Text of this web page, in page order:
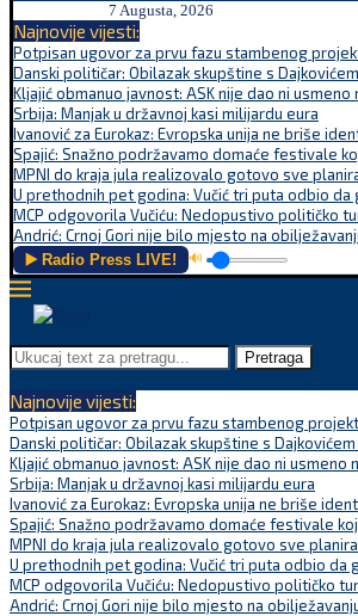
7 Augusta, 2026
Najnovije vijesti:
Potpisan ugovor za prvu fazu stambenog
Danski političar: Obilazak skupštine s
Kljajić obmanuo javnost: ASK nije dao ni usmeno
Srbija: Manjak u državnoj kasi milijardu eura
Ivanović za Eurokaz: Evropska unija ne briše
Spajić: Snažno podržavamo domaće festivale
MPNI do kraja jula realizovalo gotovo sve
U prethodnih pet godina: Vučić tri puta odbio da
MCP odgovorila Vučiću: Nedopustivo političko
Andrić: Crnoj Gori nije bilo mjesto na
▶️ Radio Press LIVE! 🔊
Pretraga
Najnovije vijesti:
Potpisan ugovor za prvu fazu stambenog
Danski političar: Obilazak skupštine s
Kljajić obmanuo javnost: ASK nije dao ni usmeno
Srbija: Manjak u državnoj kasi milijardu eura
Ivanović za Eurokaz: Evropska unija ne briše
Spajić: Snažno podržavamo domaće festivale
MPNI do kraja jula realizovalo gotovo sve
U prethodnih pet godina: Vučić tri puta odbio da
MCP odgovorila Vučiću: Nedopustivo političko
Andrić: Crnoj Gori nije bilo mjesto na